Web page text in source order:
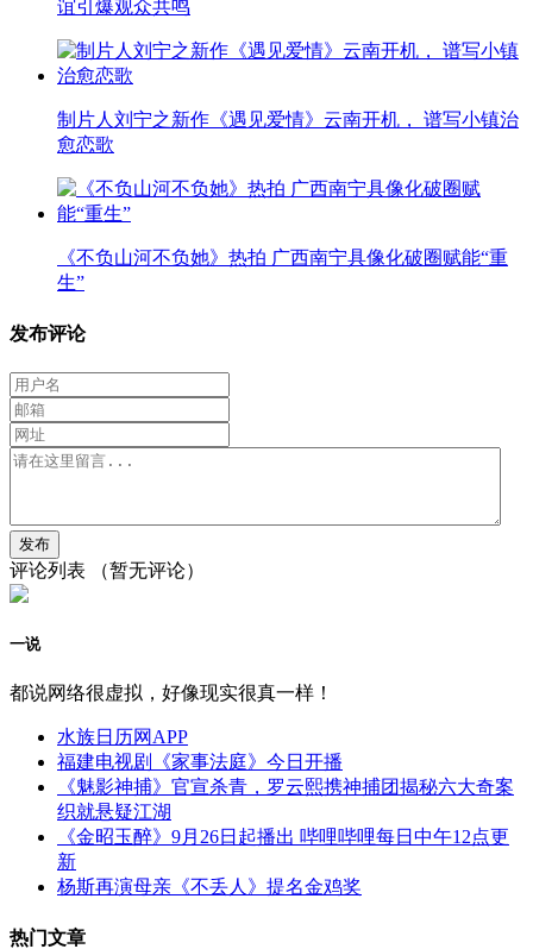
谊引爆观众共鸣
制片人刘宁之新作《遇见爱情》云南开机， 谱写小镇治
愈恋歌
《不负山河不负她》热拍 广西南宁具像化破圈赋能“重
生”
发布评论
评论列表 （暂无评论）
一说
都说网络很虚拟，好像现实很真一样！
水族日历网APP
福建电视剧《家事法庭》今日开播
《魅影神捕》官宣杀青，罗云熙携神捕团揭秘六大奇案
织就悬疑江湖
《金昭玉醉》9月26日起播出 哔哩哔哩每日中午12点更
新
杨斯再演母亲《不丢人》提名金鸡奖
热门文章